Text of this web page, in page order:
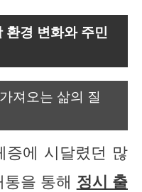
경 변화와 주민
져오는 삶의 질
에 시달렸던 많
을 통해 정시 출